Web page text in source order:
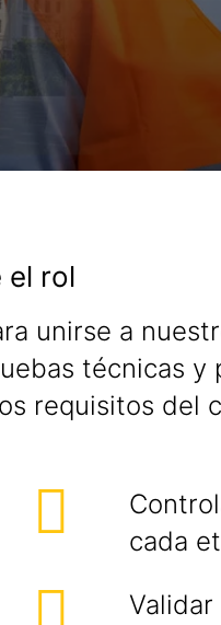
el rol
unirse a
técnicas
requisitos del
cada